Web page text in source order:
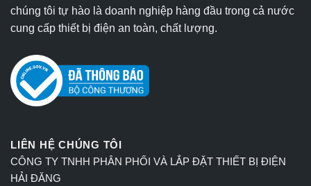
chúng tôi tự hào là doanh nghiệp hàng đầu trong cả nước
cung cấp thiết bị điện an toàn, chất lượng.
LIÊN HỆ CHÚNG TÔI
CÔNG TY TNHH PHÂN PHỐI VÀ LẮP ĐẶT THIẾT BỊ ĐIỆN
HẢI ĐĂNG